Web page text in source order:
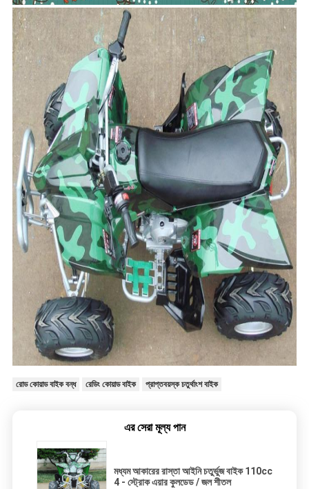
রোড কোয়াড বাইক বন্ধ রেডিং কোয়াড বাইক প্রাপ্তবয়স্ক চতুর্থাংশ বাইক
এর সেরা মূল্য পান
মধ্যম আকারের রাস্তা আইনি চতুর্ভুজ বাইক 110cc
4 - স্ট্রোক এয়ার কুলডেড / জল শীতল